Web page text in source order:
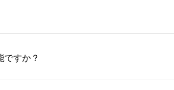
大口注文の場合は、サポートが担当する
いほど、オンデマンドサービスよりも低価格
マホで撮影した写真などもアップロード可能
していません。AIで保存し、デザインツール
ですか？